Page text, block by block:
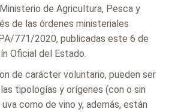
de Agricultura, Pesca y
de las órdenes ministeriales
771/2020, publicadas este 6 de
Oficial del Estado.
de carácter voluntario, pueden ser
tipologías y orígenes (con o sin
como de vino y, además, están